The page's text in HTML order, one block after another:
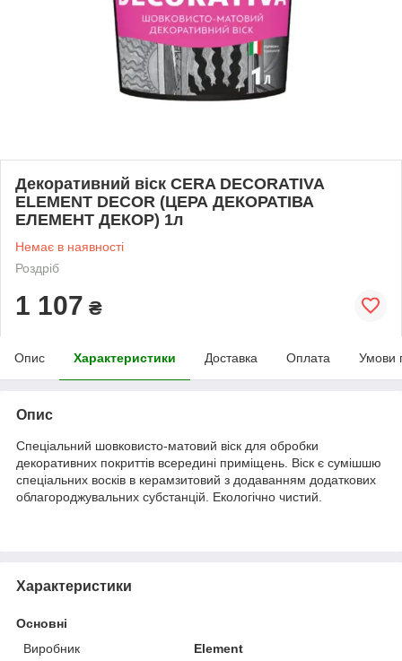
Декоративний віск CERA DECORATIVA
ELEMENT DECOR (ЦЕРА ДЕКОРАТІВА
ЕЛЕМЕНТ ДЕКОР) 1л
Немає в наявності
Роздріб
1 107 ₴
Опис Характеристики Доставка Оплата Умови
Опис
Спеціальний шовковисто-матовий віск для обробки
декоративних покриттів всередині приміщень. Віск є сумішшю
спеціальних восків в керамзитовий з додаванням додаткових
облагороджувальних субстанцій. Екологічно чистий.
Характеристики
Основні
Виробник
Element